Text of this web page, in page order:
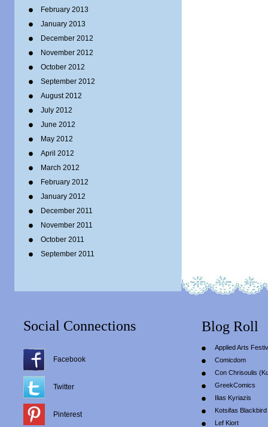
February 2013
January 2013
December 2012
November 2012
October 2012
September 2012
August 2012
July 2012
June 2012
May 2012
April 2012
March 2012
February 2012
January 2012
December 2011
November 2011
October 2011
September 2011
Social Connections
Facebook
Twitter
Pinterest
Blog Roll
Applied Arts
Comicdom
Con Chrisoulis
GreekComics
Ilias Kyriazis
Kotsifas Blackbird
Lef Kiort